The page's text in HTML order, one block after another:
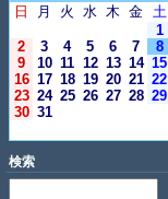
日 月 火 水 木 金 土
1
2
3 4 5 6 7
8
9
10 11 12 13 14 15
16 17 18 19 20 21 22
23 24 25 26 27 28 29
30 31
検索